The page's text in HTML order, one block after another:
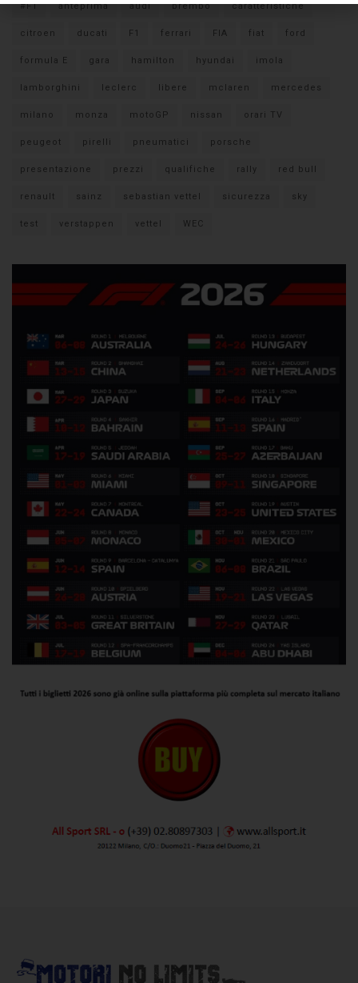
#F1 anteprima audi brembo caratteristiche
citroen ducati F1 ferrari FIA fiat ford
formula E gara hamilton hyundai imola
lamborghini leclerc libere mclaren mercedes
milano monza motoGP nissan orari TV
peugeot pirelli pneumatici porsche
presentazione prezzi qualifiche rally red bull
renault sainz sebastian vettel sicurezza sky
test verstappen vettel WEC